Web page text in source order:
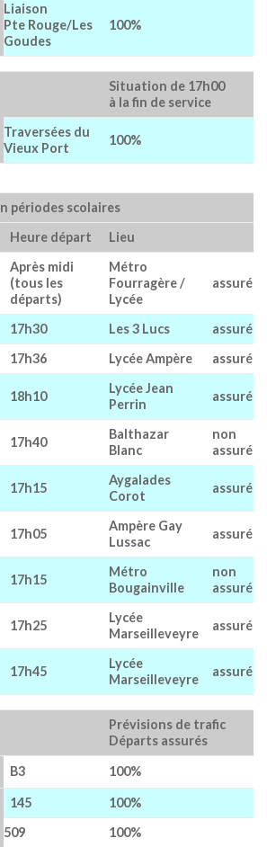
Liaison
Pte Rouge/Les
Goudes
100%
Situation de 17h00
à la fin de service
Traversées du
Vieux Port
100%
périodes scolaires
Heure départ Lieu
Après midi
(tous les
départs)
Métro
Fourragère /
Lycée
assuré
17h30 Les 3 Lucs
assuré
17h36 Lycée Ampère assuré
18h10
Lycée Jean
Perrin
assuré
17h40
Balthazar
Blanc
non
assuré
17h15
Aygalades
Corot
assuré
17h05
Ampère Gay
Lussac
assuré
17h15
Métro
Bougainville
non
assuré
17h25
Lycée
Marseilleveyre
assuré
17h45
Lycée
Marseilleveyre
assuré
Prévisions de trafic
Départs assurés
B3
100%
145
100%
509
100%